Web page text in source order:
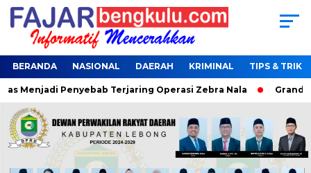
BERANDA NASIONAL DAERAH KRIMINAL TIPS & TRIK
Penyebab Terjaring Operasi Zebra Nala Grand